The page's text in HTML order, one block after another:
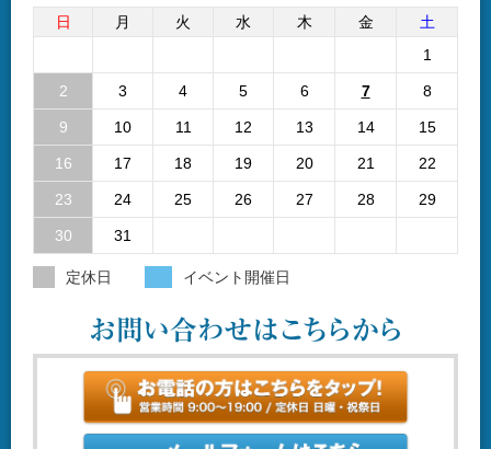
日
月 火 水 木 金
土
1
2 3 4 5 6 7 8
9 10 11 12 13 14 15
16 17 18 19 20 21 22
23 24 25 26 27 28 29
30 31
定休日 イベント開催日